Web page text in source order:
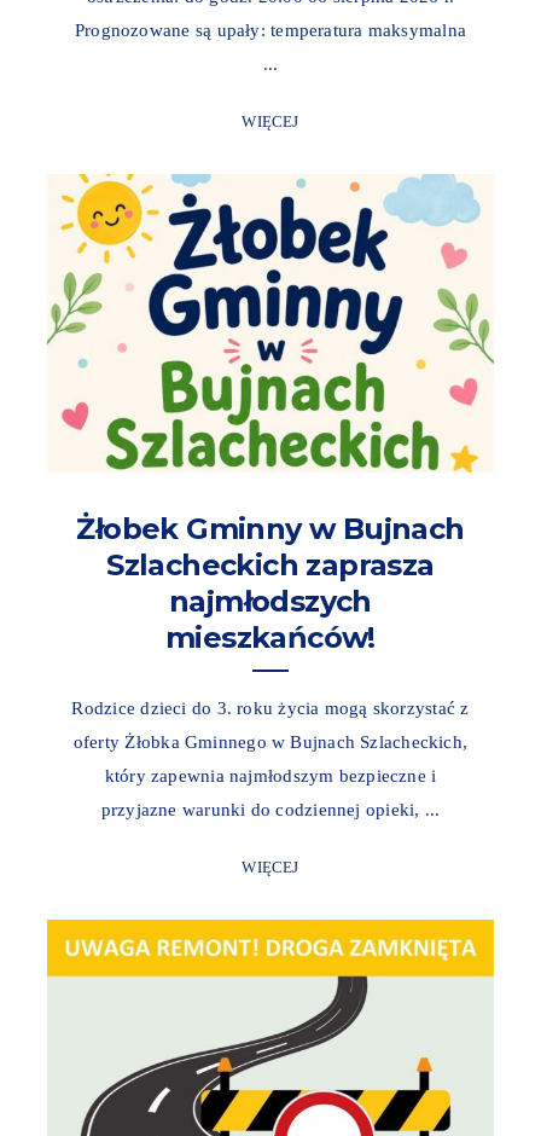
Prognozowane są upały: temperatura maksymalna
...
WIĘCEJ
Żłobek Gminny w Bujnach
Szlacheckich zaprasza
najmłodszych
mieszkańców!
Rodzice dzieci do 3. roku życia mogą skorzystać z
oferty Żłobka Gminnego w Bujnach Szlacheckich,
który zapewnia najmłodszym bezpieczne i
przyjazne warunki do codziennej opieki, ...
WIĘCEJ